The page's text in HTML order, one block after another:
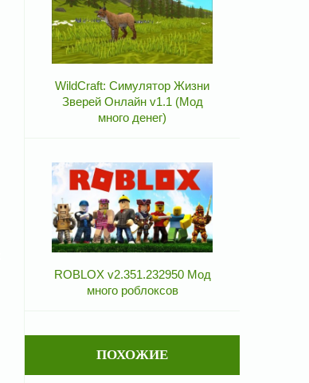
WildCraft: Симулятор Жизни
Зверей Онлайн v1.1 (Мод
много денег)
ROBLOX v2.351.232950 Мод
много роблоксов
ПОХОЖИЕ